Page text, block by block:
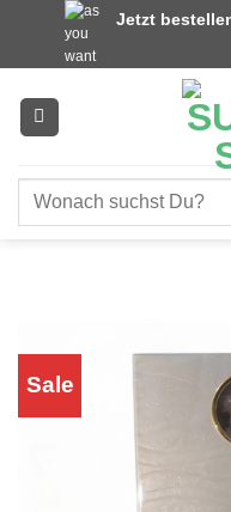
springen
Jetzt
Suchen
Sale